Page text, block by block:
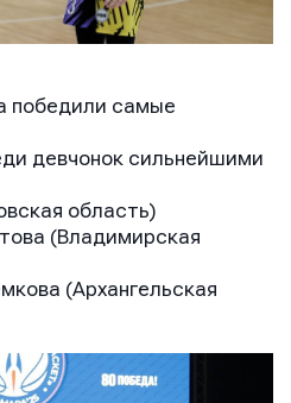
победили самые
девчонок сильнейшими
область)
(Владимирская
(Архангельская